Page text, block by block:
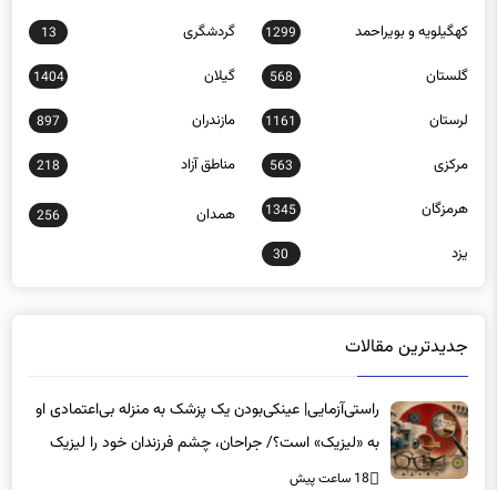
کهگیلویه و بویراحمد 1299 گردشگری 13
گلستان 568 گیلان 1404
لرستان 1161 مازندران 897
مرکزی 563 مناطق آزاد 218
هرمزگان 1345 همدان 256
یزد 30
جدیدترین مقالات
راستی‌آزمایی| عینکی‌بودن یک پزشک به منزله بی‌اعتمادی او
به «لیزیک» است؟/ جراحان، چشم فرزندان خود را لیزیک
می‌کنند؟
18 ساعت پیش